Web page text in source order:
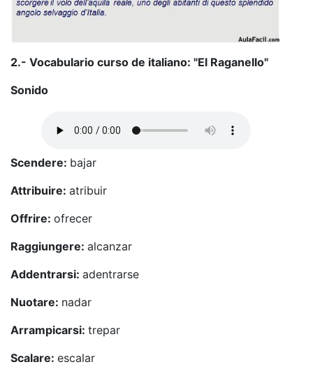
2.- Vocabulario curso de italiano: "El Raganello"
Sonido
Scendere: bajar
Attribuire: atribuir
Offrire: ofrecer
Raggiungere: alcanzar
Addentrarsi: adentrarse
Nuotare: nadar
Arrampicarsi: trepar
Scalare: escalar